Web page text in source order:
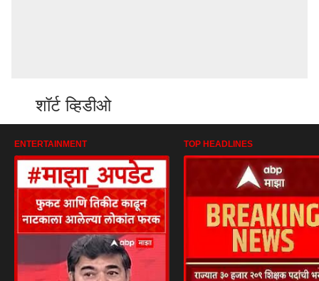
शॉर्ट व्हिडीओ
ENTERTAINMENT TOP HEADLINES